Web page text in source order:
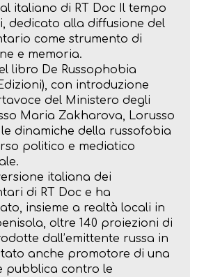
italiano di RT Doc Il tempo
dedicato alla diffusione del
come strumento di
e memoria.
libro De Russophobia
con introduzione
del Ministero degli
Maria Zakharova, Lorusso
dinamiche della russofobia
politico e mediatico
italiana dei
di RT Doc e ha
insieme a realtà locali in
oltre 140 proiezioni di
dall’emittente russa in
anche promotore di una
pubblica contro le